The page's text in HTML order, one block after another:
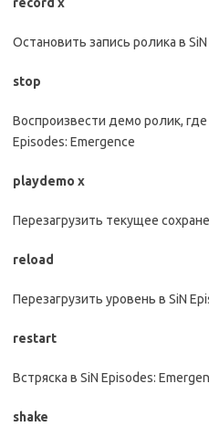
Остановить запись ролика в
stop
Воспроизвести демо ролик,
Episodes: Emergence
playdemo х
Перезагрузить текущее
reload
Перезагрузить уровень в SiN
restart
Встряска в SiN Episodes:
shake